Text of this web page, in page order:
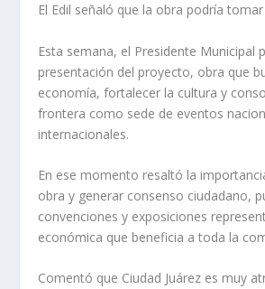
El Edil señaló que la obra podría
Esta semana, el Presidente Municipal
presentación del proyecto, obra que
economía, fortalecer la cultura y
frontera como sede de eventos
internacionales.
En ese momento resaltó la
obra y generar consenso ciudadano,
convenciones y exposiciones
económica que beneficia a toda la
Comentó que Ciudad Juárez es muy